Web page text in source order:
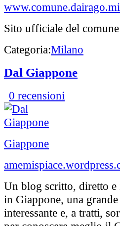
Sito ufficiale del
Categoria:Milano
Dal Giappone
0 recensioni
Giappone
Un blog scritto, diretto e
in Giappone, una
interessante e, a tratti,